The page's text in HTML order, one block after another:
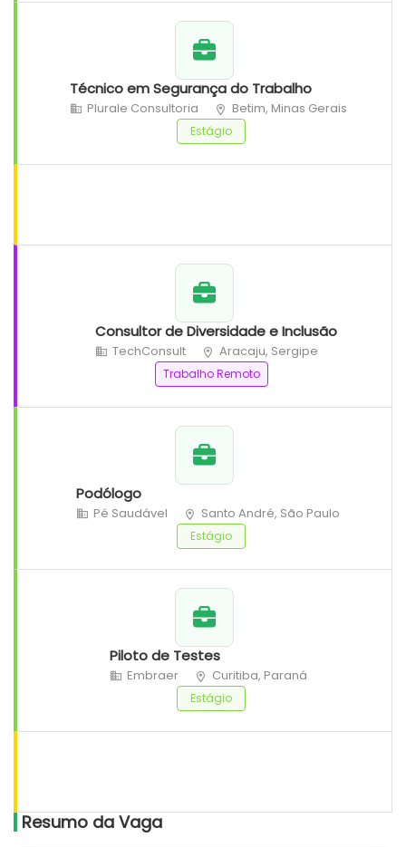
Técnico em Segurança do Trabalho
Plurale Consultoria Betim, Minas Gerais
Estágio
Consultor de Diversidade e Inclusão
TechConsult Aracaju, Sergipe
Trabalho Remoto
Podólogo
Pé Saudável Santo André, São Paulo
Estágio
Piloto de Testes
Embraer Curitiba, Paraná
Estágio
Resumo da Vaga